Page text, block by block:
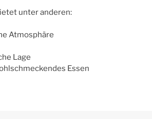
unter anderen:
Atmosphäre
Lage
Essen